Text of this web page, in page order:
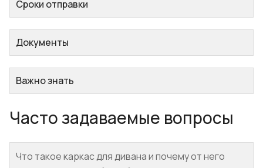
Сроки отправки
Документы
Важно знать
Часто задаваемые вопросы
Что такое каркас для дивана и почему от него